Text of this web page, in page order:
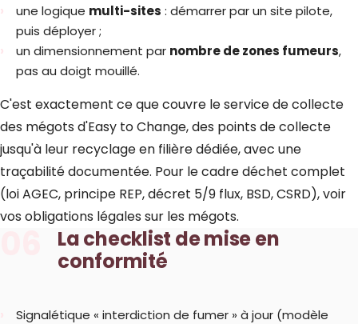
une logique multi-sites : démarrer par un site pilote,
puis déployer ;
un dimensionnement par nombre de zones fumeurs,
pas au doigt mouillé.
C'est exactement ce que couvre le service decollecte
des mégots d'Easy to Change, des points de collecte
jusqu'à leur recyclageen filière dédiée, avec une
traçabilité documentée. Pour le cadre déchet complet
(loi AGEC, principe REP, décret 5/9 flux, BSD, CSRD), voir
vos obligations légales sur les mégots.
La checklist de mise en
conformité
Signalétique « interdiction de fumer » à jour (modèle